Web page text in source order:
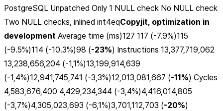
PostgreSQL Unpatched Only 1 NULL check No NULL check
Two NULL checks, inlined int4eqCopyjit, optimization in
development Average time (ms)127 117 (-7.9%)115
(-9.5%)114 (-10.3%)98 (-23%) Instructions 13,377,719,062
13,238,656,204 (-1,1%)13,199,914,639
(-1,4%)12,941,745,741 (-3,3%)12,013,081,667 (-11%) Cycles
4,583,676,400 4,429,234,344 (-3,4%)4,416,014,805
(-3,7%)4,305,023,693 (-6,1%)3,701,112,703 (-20%)